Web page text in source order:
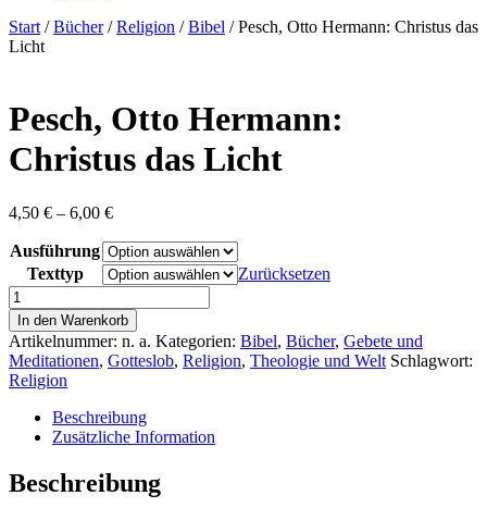
Skip
to
Start /Bücher/Religion /Bibel / Pesch, Otto Hermann: Christus das
Licht
Pesch, Otto Hermann:
Christus das Licht
4,50 € – 6,00 €Preisspanne:
bis
6,00 €
Ausführung
Texttyp
Zurücksetzen
Pesch,
Otto
Hermann:
Christus
das
Licht
Menge
In den Warenkorb
Artikelnummer: n. a. Kategorien: Bibel, Bücher, Gebete und
Meditationen, Gotteslob, Religion, Theologie und Welt Schlagwort:
Religion
Beschreibung
Zusätzliche Information
Beschreibung